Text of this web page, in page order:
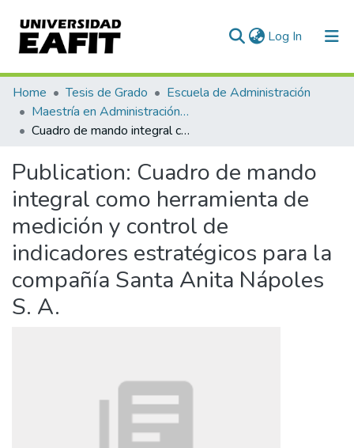
Log In (current)
Communities & Collections
All of DSpace
Home Tesis de Grado
Escuela de Administración
Maestría en Administración - MBA (tesis)
Cuadro de mando integral como herramienta de medición y control de indicadores estratégicos para la compañía Santa Anita Nápoles S. A.
Publication: Cuadro de mando
integral como herramienta de
medición y control de
indicadores estratégicos para la
compañía Santa Anita Nápoles
S. A.